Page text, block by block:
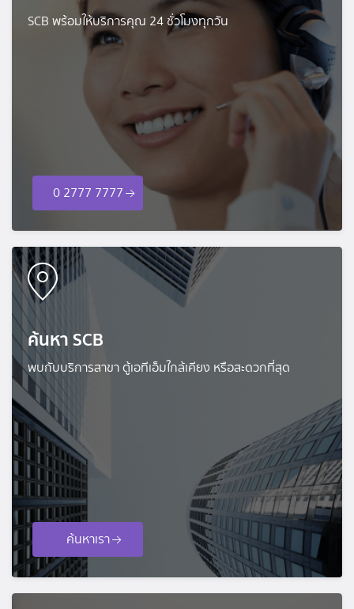
SCB พร้อมให้บริการคุณ 24 ชั่วโมงทุกวัน
0 2777 7777
ค้นหา SCB
พบกับบริการสาขา ตู้เอทีเอ็มใกล้เคียง หรือสะดวกที่สุด
ค้นหาเรา